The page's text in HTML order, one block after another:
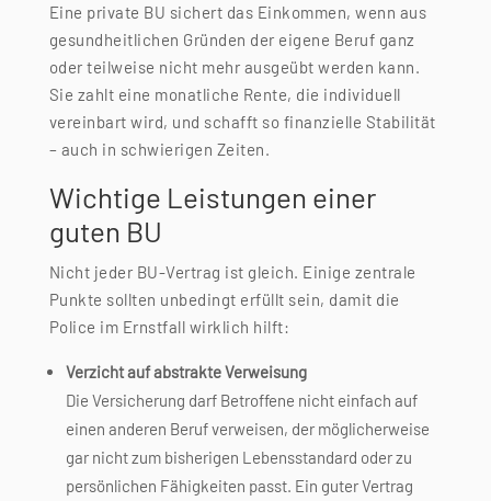
Eine private BU sichert das Einkommen, wenn aus
gesundheitlichen Gründen der eigene Beruf ganz
oder teilweise nicht mehr ausgeübt werden kann.
Sie zahlt eine monatliche Rente, die individuell
vereinbart wird, und schafft so finanzielle Stabilität
– auch in schwierigen Zeiten.
Wichtige Leistungen einer
guten BU
Nicht jeder BU-Vertrag ist gleich. Einige zentrale
Punkte sollten unbedingt erfüllt sein, damit die
Police im Ernstfall wirklich hilft:
Verzicht auf abstrakte Verweisung
Die Versicherung darf Betroffene nicht einfach auf
einen anderen Beruf verweisen, der möglicherweise
gar nicht zum bisherigen Lebensstandard oder zu
persönlichen Fähigkeiten passt. Ein guter Vertrag